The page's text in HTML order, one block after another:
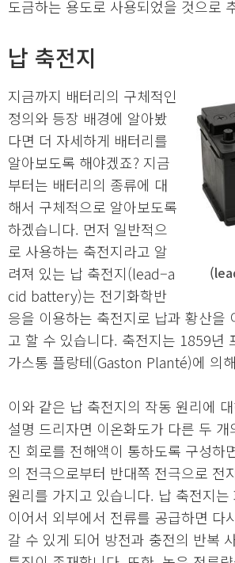
도금하는 용도로 사용되었을 것으로
납 축전지
지금까지 배터리의 구체적인
정의와 등장 배경에 알아봤
다면 더 자세하게 배터리를
알아보도록 해야겠죠? 지금
부터는 배터리의 종류에 대
해서 구체적으로 알아보도록
하겠습니다. 먼저 일반적으
로 사용하는 축전지라고 알
려져 있는 납 축전지(lead–a
cid battery)는 전기화학반
응을 이용하는 축전지로 납과 황산을
고 할 수 있습니다. 축전지는 1859년
가스통 플랑테(Gaston Planté)에 의
이와 같은 납 축전지의 작동 원리에
설명 드리자면 이온화도가 다른 두 개
진 회로를 전해액이 통하도록 구성하
의 전극으로부터 반대쪽 전극으로 전
원리를 가지고 있습니다. 납 축전지는
이어서 외부에서 전류를 공급하면 다
갈 수 있게 되어 방전과 충전의 반복